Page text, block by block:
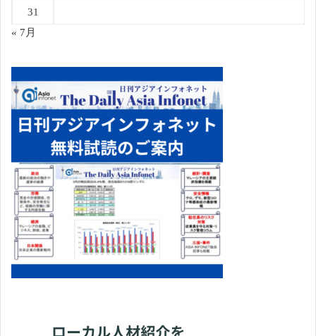
31
« 7月